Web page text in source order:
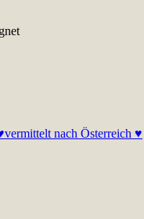
nach Österreich ♥